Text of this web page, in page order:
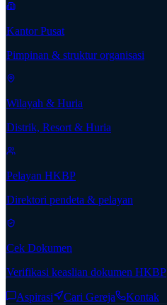
Kantor Pusat
Pimpinan & struktur organisasi
Wilayah & Huria
Distrik, Resort & Huria
Pelayan HKBP
Direktori pendeta & pelayan
Cek Dokumen
Verifikasi keaslian dokumen HKBP
Aspirasi Cari Gereja
Kontak